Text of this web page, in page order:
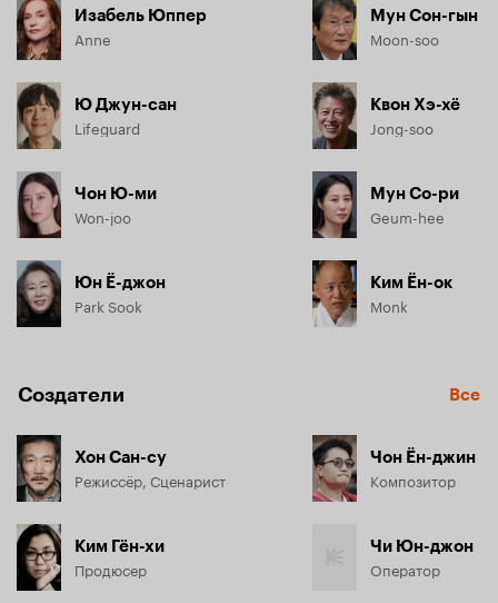
Изабель Юппер
Anne
Ю Джун-сан
Lifeguard
Чон Ю-ми
Won-joo
Юн Ё-джон
Park Sook
Мун Сон-гын
Moon-soo
Квон Хэ-хё
Jong-soo
Мун Со-ри
Geum-hee
Ким Ён-ок
Monk
Создатели Все
Хон Сан-су
Режиссёр, Сценарист
Ким Гён-хи
Продюсер
Чон Ён-джин
Композитор
Чи Юн-джон
Оператор